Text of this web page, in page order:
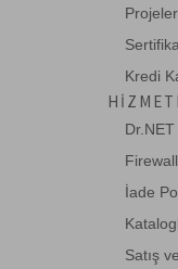
Projeler
Kredi
Dr.NET
Firewall
İade
Satış